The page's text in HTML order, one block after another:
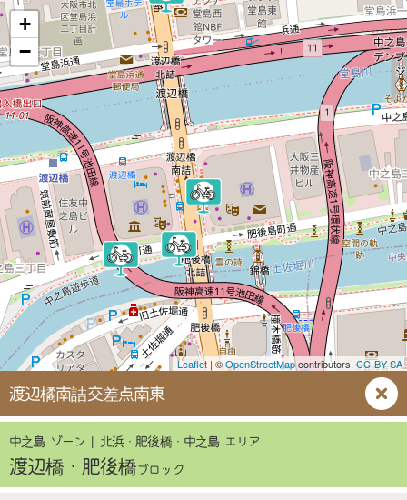
+
−
Leaflet | ©OpenStreetMapcontributors,CC-BY-SA
渡辺橘南詰交差点南東